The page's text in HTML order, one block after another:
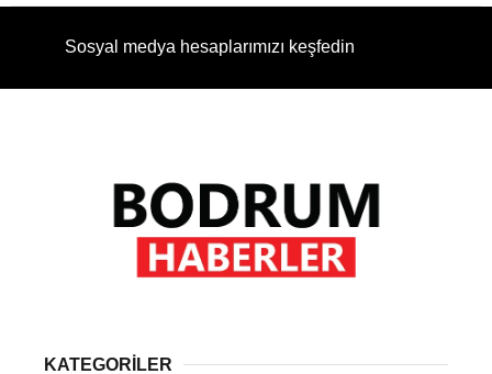
Sosyal medya hesaplarımızı keşfedin
KATEGORİLER